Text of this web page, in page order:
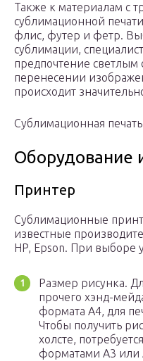
Также к материалам с
сублимационной
флис, футер и фетр.
сублимации,
предпочтение светлым
перенесении
происходит
Сублимационная
Оборудование
Принтер
Сублимационные
известные
HP, Epson. При выборе
Размер рисунка.
прочего хэнд-
формата А4, для
Чтобы получить
холсте,
форматами А3 или